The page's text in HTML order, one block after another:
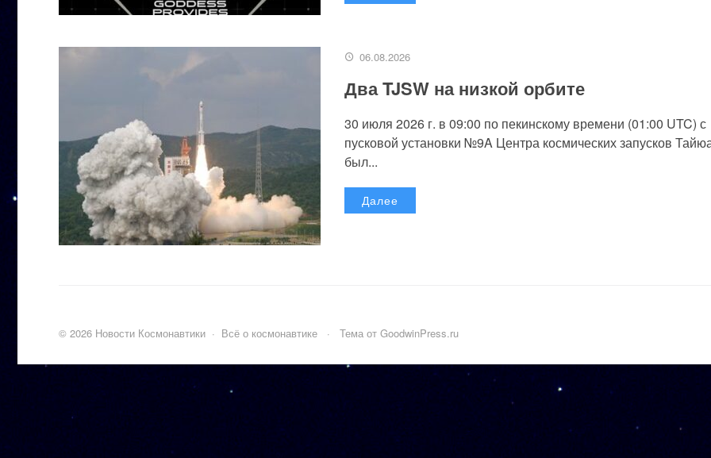
06.08.2026
Два TJSW на низкой орбите
30 июля 2026 г. в 09:00 по пекинскому времени (01:00 UTC) с
пусковой установки №9A Центра космических запусков
был...
Далее
© 2026 Новости Космонавтики · Всё о космонавтике · Тема от GoodwinPress.ru